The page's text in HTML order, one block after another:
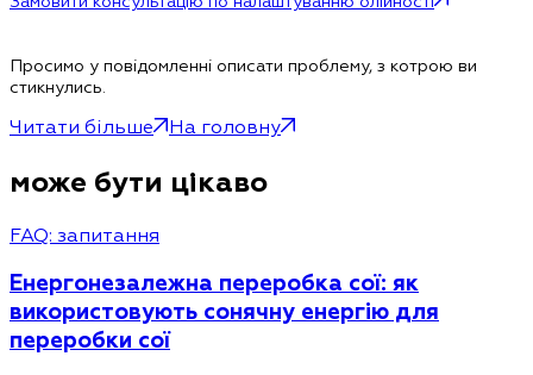
Просимо у повідомленні описати проблему, з котрою ви
стикнулись.
Читати більше На головну
може бути цікаво
FAQ: запитання
Енергонезалежна переробка сої: як
використовують сонячну енергію для
переробки сої